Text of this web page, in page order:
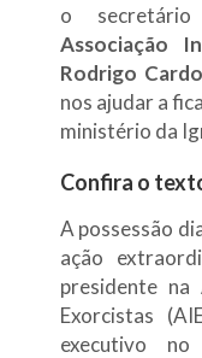
o
Associação
Rodrigo
nos ajudar a
ministério da
Confira o
A possessão
ação
presidente na
Exorcistas
executivo